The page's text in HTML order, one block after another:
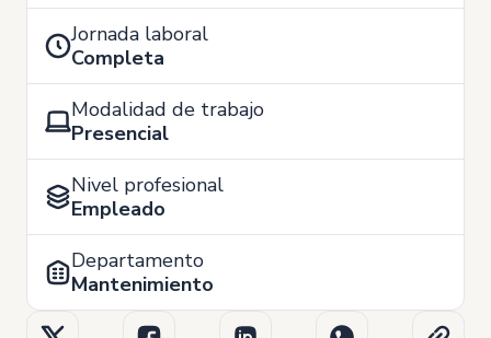
Jornada laboral
Completa
Modalidad de trabajo
Presencial
Nivel profesional
Empleado
Departamento
Mantenimiento